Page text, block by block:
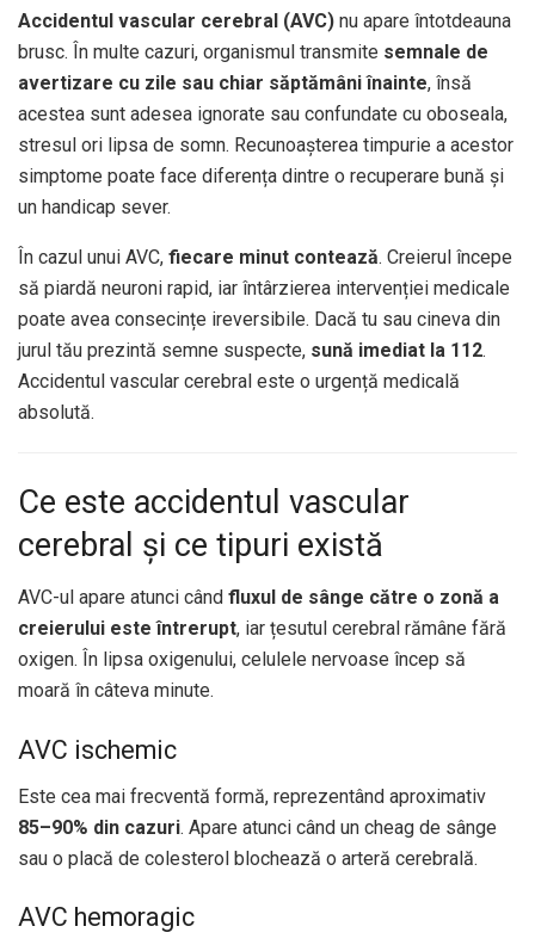
Accidentul vascular cerebral (AVC) nu apare întotdeauna
brusc. În multe cazuri, organismul transmite semnale de
avertizare cu zile sau chiar săptămâni înainte, însă
acestea sunt adesea ignorate sau confundate cu oboseala,
stresul ori lipsa de somn. Recunoașterea timpurie a acestor
simptome poate face diferența dintre o recuperare bună și
un handicap sever.
În cazul unui AVC, fiecare minut contează. Creierul începe
să piardă neuroni rapid, iar întârzierea intervenției medicale
poate avea consecințe ireversibile. Dacă tu sau cineva din
jurul tău prezintă semne suspecte, sună imediat la 112.
Accidentul vascular cerebral este o urgență medicală
absolută.
Ce este accidentul vascular
cerebral și ce tipuri există
AVC-ul apare atunci când fluxul de sânge către o zonă a
creierului este întrerupt, iar țesutul cerebral rămâne fără
oxigen. În lipsa oxigenului, celulele nervoase încep să
moară în câteva minute.
AVC ischemic
Este cea mai frecventă formă, reprezentând aproximativ
85–90% din cazuri. Apare atunci când un cheag de sânge
sau o placă de colesterol blochează o arteră cerebrală.
AVC hemoragic